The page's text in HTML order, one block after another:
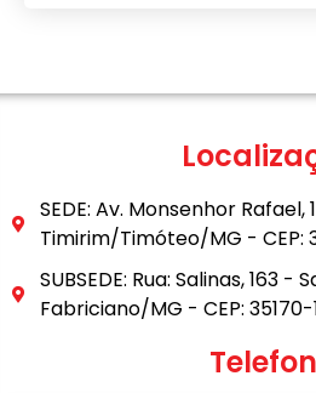
SEDE: Av. Monsenhor Rafael,
Timirim/Timóteo/MG - CEP:
SUBSEDE: Rua: Salinas, 163
Fabriciano/MG - CEP: 35170-